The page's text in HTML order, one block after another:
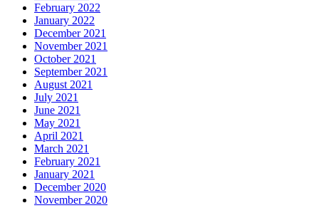
February 2022
January 2022
December 2021
November 2021
October 2021
September 2021
August 2021
July 2021
June 2021
May 2021
April 2021
March 2021
February 2021
January 2021
December 2020
November 2020